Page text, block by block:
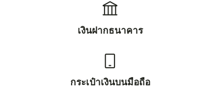
เงินฝากธนาคาร
กระเป๋าเงินบนมือถือ